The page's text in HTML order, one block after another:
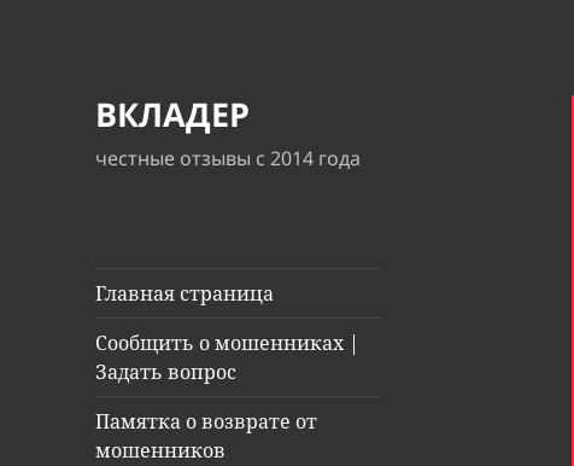
ВКЛАДЕР
честные отзывы с 2014 года
Главная страница
Сообщить о мошенниках |
Задать вопрос
Памятка о возврате от
мошенников